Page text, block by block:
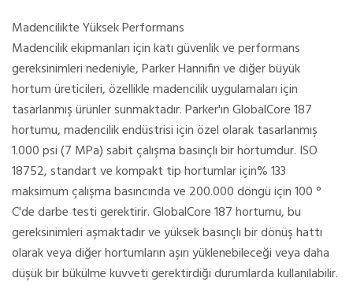
Madencilikte Yüksek Performans
Madencilik ekipmanları için katı güvenlik ve performans
gereksinimleri nedeniyle, Parker Hannifin ve diğer büyük
hortum üreticileri, özellikle madencilik uygulamaları için
tasarlanmış ürünler sunmaktadır. Parker'ın GlobalCore 187
hortumu, madencilik endüstrisi için özel olarak tasarlanmış
1.000 psi (7 MPa) sabit çalışma basınçlı bir hortumdur. ISO
18752, standart ve kompakt tip hortumlar için% 133
maksimum çalışma basıncında ve 200.000 döngü için 100 °
C'de darbe testi gerektirir. GlobalCore 187 hortumu, bu
gereksinimleri aşmaktadır ve yüksek basınçlı bir dönüş hattı
olarak veya diğer hortumların aşırı yüklenebileceği veya daha
düşük bir bükülme kuvveti gerektirdiği durumlarda kullanılabilir.